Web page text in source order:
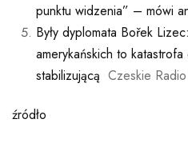
punktu widzenia” – mówi
Były dyplomata Bořek
amerykańskich to
stabilizującą Czeskie
źródło